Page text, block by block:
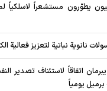
يطوّرون مستشعراً لاسلكياً
نانوية نباتية لتعزيز فعالية
يبرمان اتفاقاً لاستئناف تصدير